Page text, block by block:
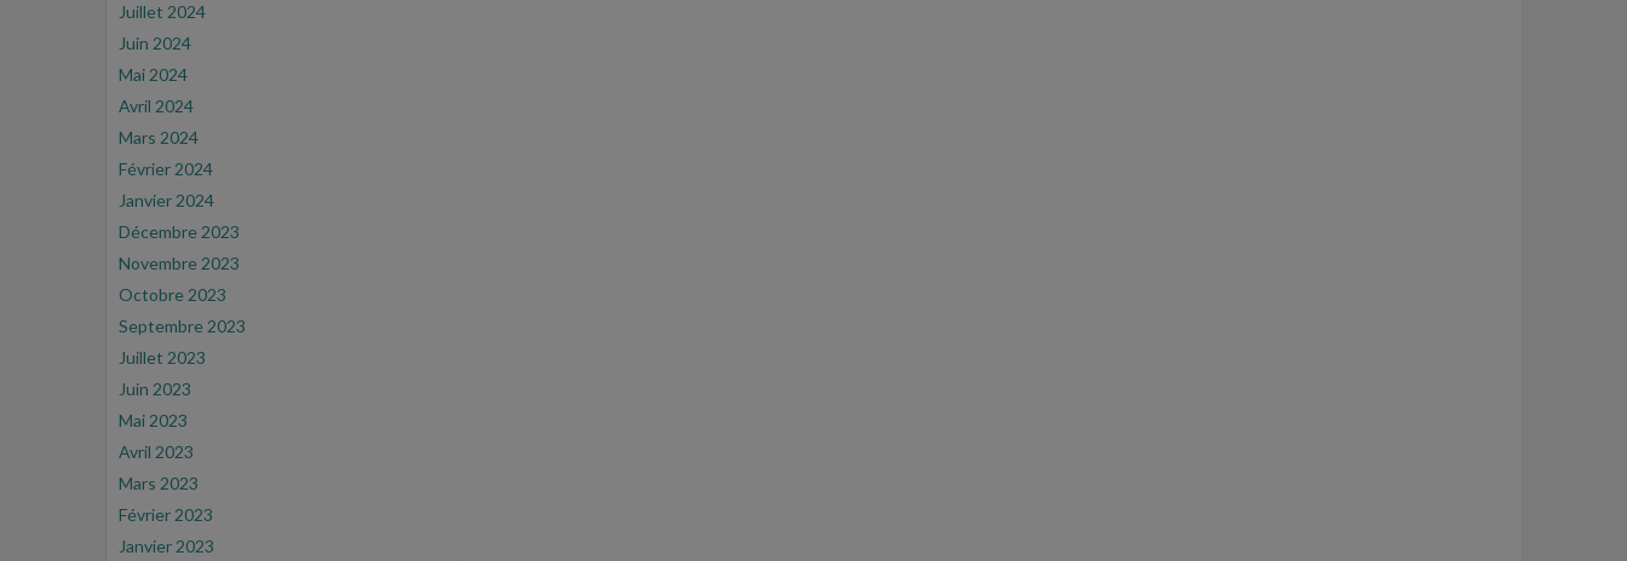
Juillet 2024
Juin 2024
Mai 2024
Avril 2024
Mars 2024
Février 2024
Janvier 2024
Décembre 2023
Novembre 2023
Octobre 2023
Septembre 2023
Juillet 2023
Juin 2023
Mai 2023
Avril 2023
Mars 2023
Février 2023
Janvier 2023